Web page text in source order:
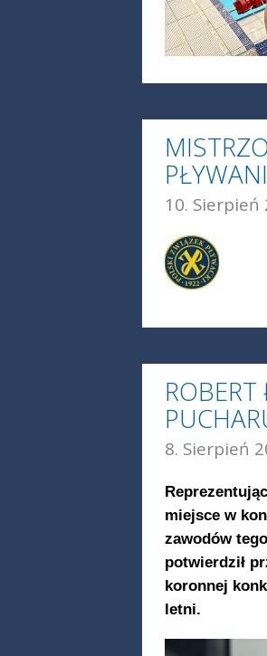
10. Sierpień
8. Sierpień
miejsce w
zawodów
potwierdził
koronnej
letni.